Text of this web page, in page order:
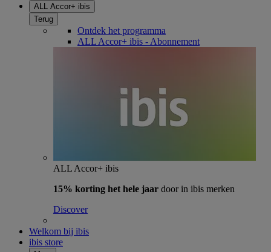
ALL Accor+ ibis
Terug
Ontdek het programma
ALL Accor+ ibis - Abonnement
ALL Accor+ ibis
15% korting het hele jaar door in ibis merken
Discover
Welkom bij ibis
ibis store